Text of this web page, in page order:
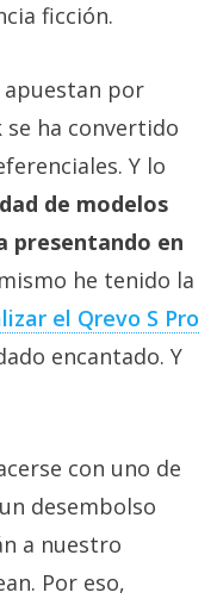
ficción.
apuestan por
se ha convertido
Y lo
de modelos
presentando en
he tenido la
el Qrevo S Pro
encantado. Y
con uno de
desembolso
a nuestro
Por eso,